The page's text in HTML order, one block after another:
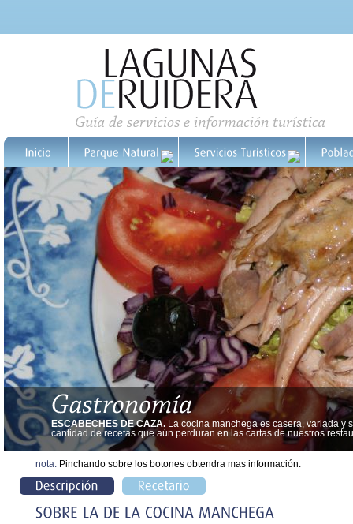
ESCABECHES DE CAZA. La cocina manchega es casera, variada y
cantidad de recetas que aún perduran en las cartas de nuestros
nota. Pinchando sobre los botones obtendra mas información.